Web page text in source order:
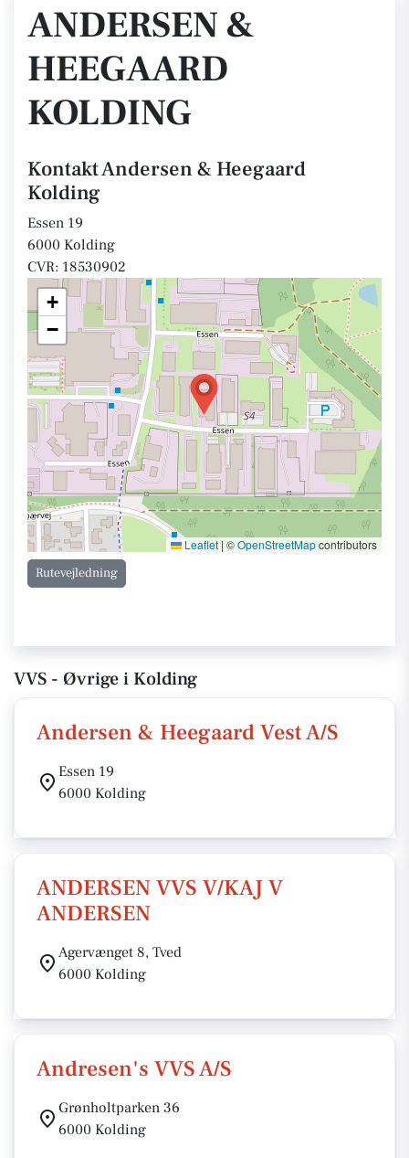
ANDERSEN &
HEEGAARD
KOLDING
Kontakt Andersen & Heegaard
Kolding
Essen 19
6000 Kolding
CVR: 18530902
+
−
Leaflet | ©OpenStreetMapcontributors
Rutevejledning
VVS - Øvrige i Kolding
Andersen & Heegaard Vest A/S
Essen 19
6000 Kolding
ANDERSEN VVS V/KAJ V
ANDERSEN
Agervænget 8, Tved
6000 Kolding
Andresen's VVS A/S
Grønholtparken 36
6000 Kolding